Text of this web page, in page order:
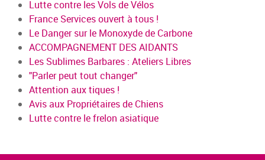
Lutte contre les Vols de Vélos
France Services ouvert à tous !
Le Danger sur le Monoxyde de Carbone
ACCOMPAGNEMENT DES AIDANTS
Les Sublimes Barbares : Ateliers Libres
"Parler peut tout changer"
Attention aux tiques !
Avis aux Propriétaires de Chiens
Lutte contre le frelon asiatique